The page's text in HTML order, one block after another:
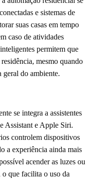
e sistemas de
suas casas em tempo
caso de atividades
permitem que
mesmo quando
geral do ambiente.
se integra a assistentes
Assistant e Apple Siri.
controlem dispositivos
a experiência ainda mais
acender as luzes ou
o que facilita o uso da